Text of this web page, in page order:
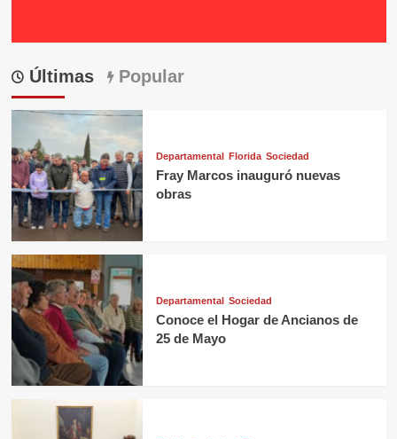
Últimas Popular
Departamental Florida Sociedad
Fray Marcos inauguró nuevas
obras
Departamental Sociedad
Conoce el Hogar de Ancianos de
25 de Mayo